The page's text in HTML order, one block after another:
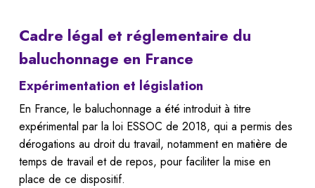
Cadre légal et réglementaire du
baluchonnage en France
Expérimentation et législation
En France, le baluchonnage a été introduit à titre
expérimental par la loi ESSOC de 2018, qui a permis des
dérogations au droit du travail, notamment en matière de
temps de travail et de repos, pour faciliter la mise en
place de ce dispositif.